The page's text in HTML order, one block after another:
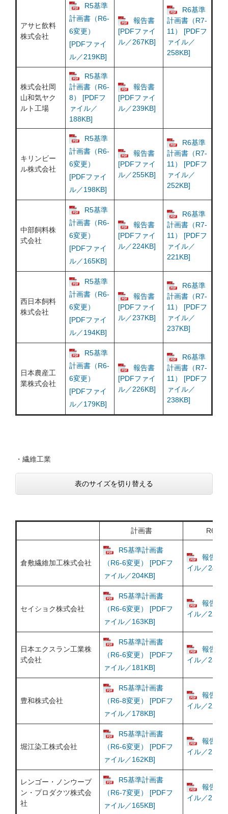
アサヒ飲料
株式会社
R5基準
計画書（R6-
6変更）
[PDFファイ
ル／219KB]
報告書
[PDFファイ
ル／267KB]
R6基準
計画書（R7-
11） [PDFフ
ァイル／
258KB]
株式会社岡
山和気ヤク
ルト工場
R5基準
計画書（R6-
8） [PDFフ
ァイル／
188KB]
報告書
[PDFファイ
ル／239KB]
キリンビー
ル株式会社
R5基準
計画書（R6-
6変更）
[PDFファイ
ル／198KB]
報告書
[PDFファイ
ル／255KB]
R6基準
計画書（R7-
11） [PDFフ
ァイル／
252KB]
中部飼料株
式会社
R5基準
計画書（R6-
6変更）
[PDFファイ
ル／165KB]
報告書
[PDFファイ
ル／224KB]
R6基準
計画書（R7-
11） [PDFフ
ァイル／
221KB]
西日本飼料
株式会社
R5基準
計画書（R6-
6変更）
[PDFファイ
ル／194KB]
報告書
[PDFファイ
ル／237KB]
R6基準
計画書（R7-
11） [PDFフ
ァイル／
237KB]
日本農産工
業株式会社
R5基準
計画書（R6-
6変更）
[PDFファイ
ル／179KB]
報告書
[PDFファイ
ル／226KB]
R6基準
計画書（R7-
11） [PDFフ
ァイル／
238KB]
・繊維工業
表のサイズを切り替える
計画書 R6年
倉敷繊維加工株式会社
R5基準計画書
（R6-6変更） [PDFフ
ァイル／204KB]
報告書
イル／
セイショク株式会社
R5基準計画書
（R6-6変更） [PDFフ
ァイル／163KB]
報告書
イル／
日本エクスラン工業株
式会社
R5基準計画書
（R6-6変更） [PDFフ
ァイル／181KB]
報告書
イル／
豊和株式会社
R5基準計画書
（R6-8変更） [PDFフ
ァイル／178KB]
報告書
イル／
堀江染工株式会社
R5基準計画書
（R6-6変更） [PDFフ
ァイル／162KB]
報告書
イル／
レンゴー・ノンウーブ
ン・プロダクツ株式会
社
R5基準計画書
（R6-7変更） [PDFフ
ァイル／165KB]
報告書
イル／